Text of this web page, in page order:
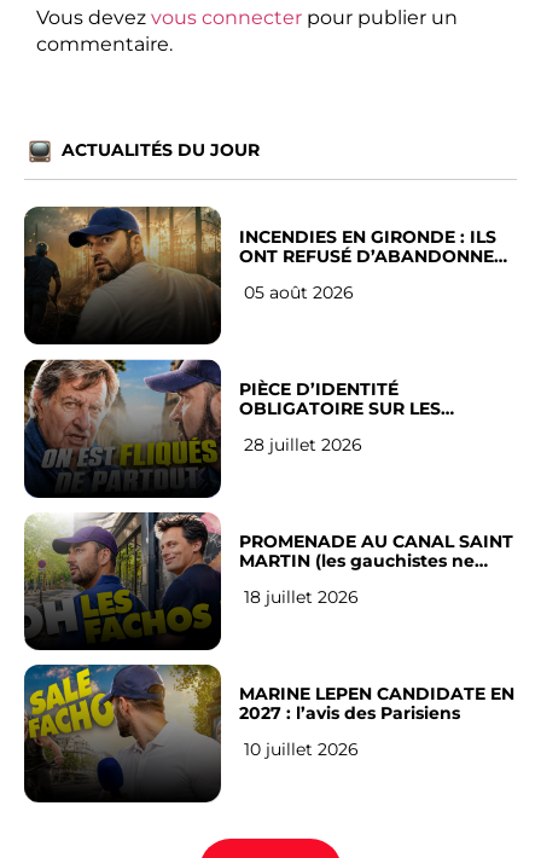
Vous devez vous connecter pour publier un
commentaire.
ACTUALITÉS DU JOUR
INCENDIES EN GIRONDE : ILS
ONT REFUSÉ D’ABANDONNER
05 août 2026
PIÈCE D’IDENTITÉ
OBLIGATOIRE SUR LES
Français
28 juillet 2026
PROMENADE AU CANAL SAINT
MARTIN (les gauchistes ne
18 juillet 2026
MARINE LEPEN CANDIDATE EN
2027 : l’avis des Parisiens
10 juillet 2026